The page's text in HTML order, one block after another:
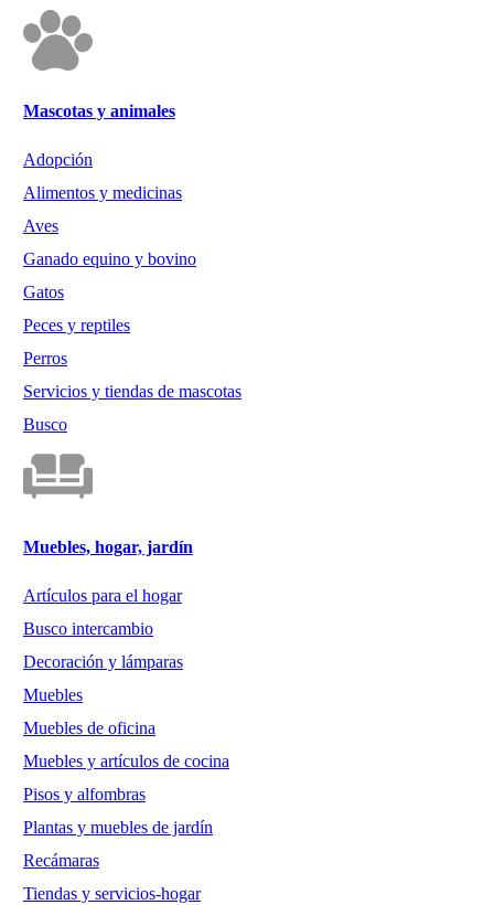
Mascotas y animales
Adopción
Alimentos y medicinas
Aves
Ganado equino y bovino
Gatos
Peces y reptiles
Perros
Servicios y tiendas de mascotas
Busco
Muebles, hogar, jardín
Artículos para el hogar
Busco intercambio
Decoración y lámparas
Muebles
Muebles de oficina
Muebles y artículos de cocina
Pisos y alfombras
Plantas y muebles de jardín
Recámaras
Tiendas y servicios-hogar